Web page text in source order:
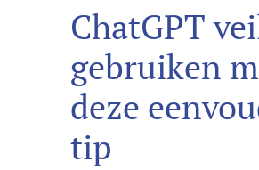
ChatGPT
gebruiken
deze
tip